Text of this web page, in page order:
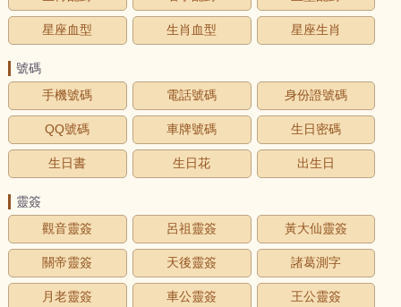
星座血型 生肖血型 星座生肖
號碼
手機號碼
電話號碼 身份證號碼
QQ號碼 車牌號碼 生日密碼
生日書 生日花 出生日
靈簽
觀音靈簽
呂祖靈簽 黃大仙靈簽
關帝靈簽 天後靈簽 諸葛測字
月老靈簽 車公靈簽 王公靈簽